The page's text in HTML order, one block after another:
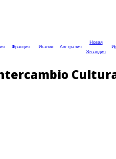
Франция Италия Австралия
Новая
Зеландия